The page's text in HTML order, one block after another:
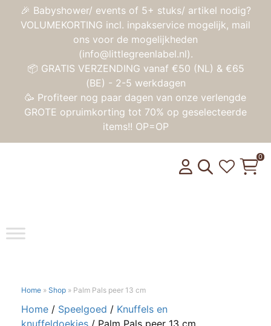
🎉 Babyshower/ events of 5+ stuks/ artikel nodig?
VOLUMEKORTING incl. inpakservice mogelijk, mail
ons voor de mogelijkheden
(info@littlegreenlabel.nl).
📦 GRATIS VERZENDING vanaf €50 (NL) & €65
(BE) - 2-5 werkdagen
🥳 Profiteer nog paar dagen van onze verlengde
GROTE opruimkorting tot 70% op geselecteerde
items!! OP=OP
Toggle
0
Home » Shop » Palm Pals peer 13 cm
Home / Speelgoed / Knuffels en
knuffeldoekjes / Palm Pals peer 13 cm